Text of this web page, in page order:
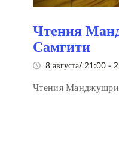
Чтения
Самгити
8 августа/ 21:00 -
Чтения